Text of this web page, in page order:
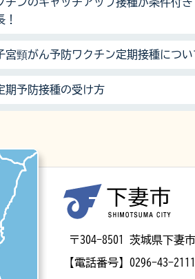
！
宮頸がん予防ワクチン定期接種につい
期予防接種の受け方
〒304-8501 茨城県下妻
【電話番号】 0296-43-